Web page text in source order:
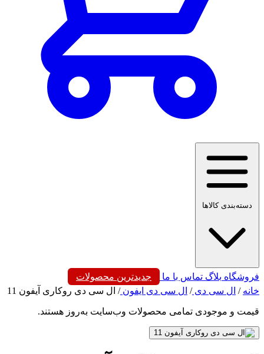
دسته‌بندی کالاها
فروشگاه بلاگ تماس با ما
جدیدترین محصولات
خانه / ال سی دی/ ال سی دی ایفون/ ال سی دی روکاری آیفون 11
قیمت و موجودی تمامی محصولات وب‌سایت به‌روز هستند.